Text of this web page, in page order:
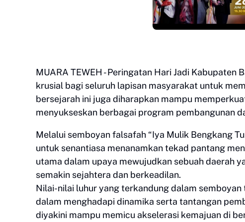
MUARA TEWEH - Peringatan Hari Jadi
krusial bagi seluruh lapisan masyarakat untuk
bersejarah ini juga diharapkan mampu
menyukseskan berbagai program pembangunan
Melalui semboyan falsafah “Iya Mulik Bengkang
untuk senantiasa menanamkan tekad pantang
utama dalam upaya mewujudkan sebuah daerah
semakin sejahtera dan berkeadilan.
Nilai-nilai luhur yang terkandung dalam
dalam menghadapi dinamika serta tantangan
diyakini mampu memicu akselerasi kemajuan di